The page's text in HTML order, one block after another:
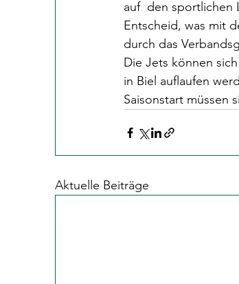
auf  den sportlichen
Entscheid, was mit
durch das
Die Jets können
in Biel auflaufen
Saisonstart müssen
Aktuelle Beiträge